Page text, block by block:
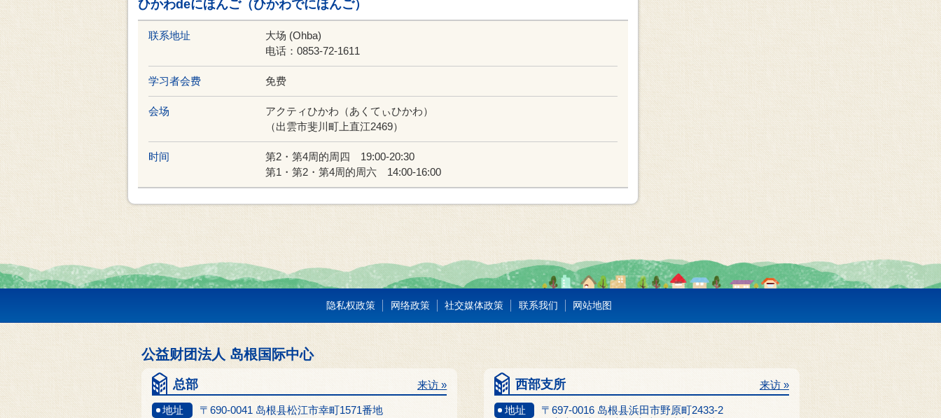
ひかわdeにほんご（ひかわでにほんご）
联系地址
大场 (Ohba)
电话：0853-72-1611
学习者会费 免费
会场
アクティひかわ（あくてぃひかわ）
（出雲市斐川町上直江2469）
时间
第2・第4周的周四 19:00-20:30
第1・第2・第4周的周六 14:00-16:00
隐私权政策 网络政策 社交媒体政策 联系我们 网站地图
公益财团法人 岛根国际中心
总部
地址 〒690-0041 岛根县松江市幸町1571番地
来访 » 西部支所
地址
〒697-0016 岛根县浜田市野原町2433-2
来访 »